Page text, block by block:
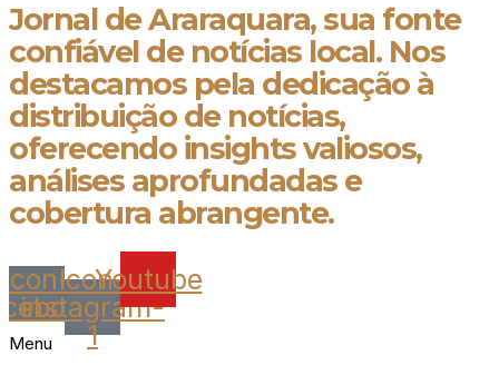
Jornal de Araraquara, sua fonte
confiável de notícias local. Nos
destacamos pela dedicação à
distribuição de notícias,
oferecendo insights valiosos,
análises aprofundadas e
cobertura abrangente.
Icon-Icon-
instagram-
1
Youtube
Menu